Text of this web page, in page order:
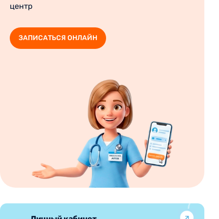
центр
ЗАПИСАТЬСЯ ОНЛАЙН